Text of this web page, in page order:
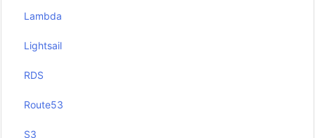
Lambda
Lightsail
RDS
Route53
S3